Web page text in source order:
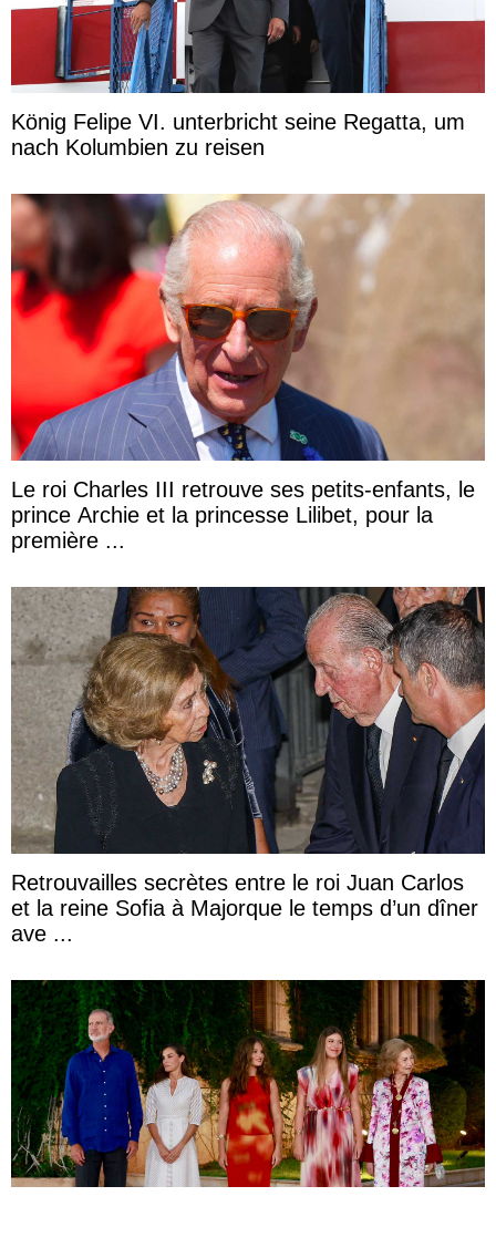
König Felipe VI. unterbricht seine Regatta, um
nach Kolumbien zu reisen
Le roi Charles III retrouve ses petits-enfants, le
prince Archie et la princesse Lilibet, pour la
première ...
Retrouvailles secrètes entre le roi Juan Carlos
et la reine Sofia à Majorque le temps d’un dîner
ave ...